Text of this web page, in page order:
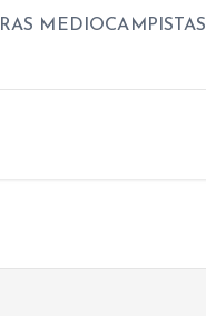
MEDIOCAMPISTAS